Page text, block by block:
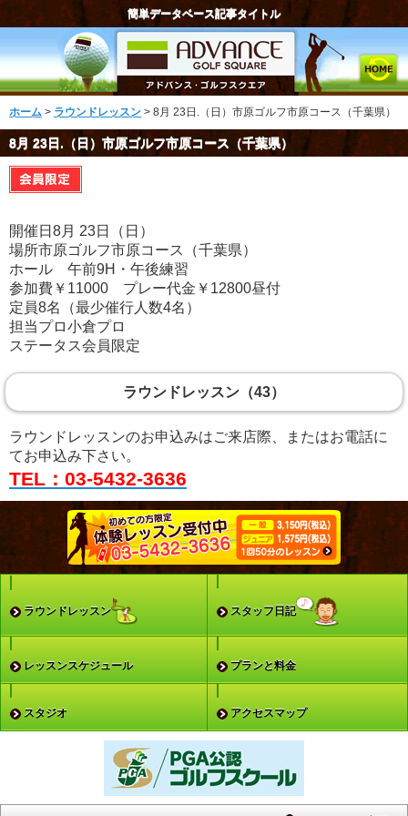
簡単データベース記事タイトル
ホーム > ラウンドレッスン > 8月 23日.（日）市原ゴルフ市原コース（千葉県）
8月 23日.（日）市原ゴルフ市原コース（千葉県）
開催日8月 23日（日）
場所市原ゴルフ市原コース（千葉県）
ホール 午前9H・午後練習
参加費￥11000 プレー代金￥12800昼付
定員8名（最少催行人数4名）
担当プロ小倉プロ
ステータス会員限定
ラウンドレッスン（43）
ラウンドレッスンのお申込みはご来店際、またはお電話に
てお申込み下さい。
TEL：03-5432-3636
ラウンドレッスン スタッフ日記
レッスンスケジュール プランと料金
スタジオ アクセスマップ